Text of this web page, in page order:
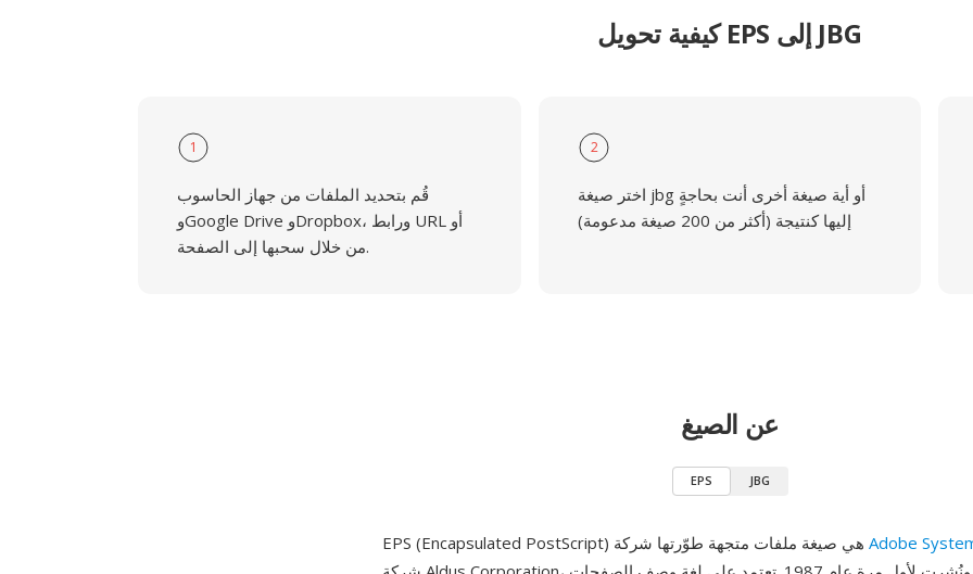
كيفية تحويل EPS إلى JBG
1
قُم بتحديد الملفات من جهاز الحاسوب
وGoogle Drive وDropbox، ورابط URL أو
من خلال سحبها إلى الصفحة.
2
اختر صيغة jbg أو أية صيغة أخرى أنت بحاجةٍ
إليها كنتيجة (أكثر من 200 صيغة مدعومة)
عن الصيغ
EPS JBG
Adobe